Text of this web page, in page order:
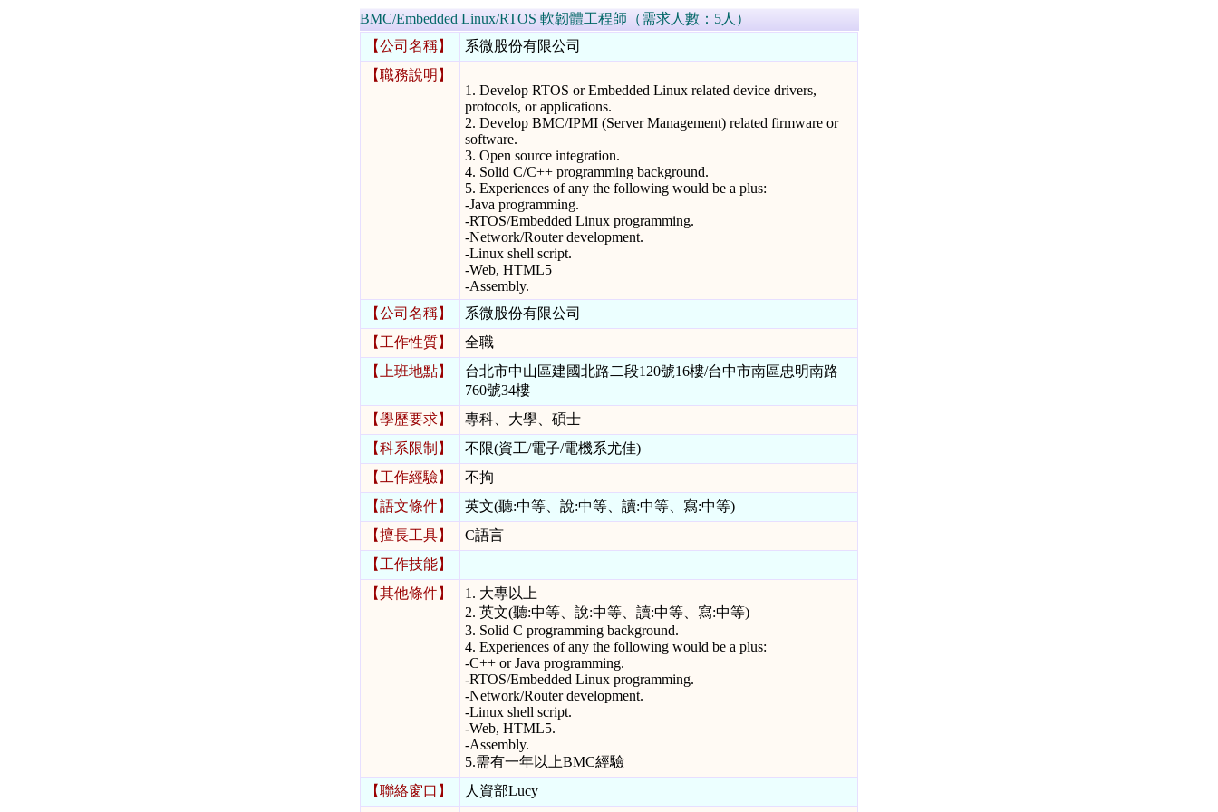
BMC/Embedded Linux/RTOS 軟韌體工程師（需求人數：5人）
【公司名稱】
系微股份有限公司
【職務說明】
1. Develop RTOS or Embedded Linux related device drivers,
protocols, or applications.
2. Develop BMC/IPMI (Server Management) related firmware or
software.
3. Open source integration.
4. Solid C/C++ programming background.
5. Experiences of any the following would be a plus:
-Java programming.
-RTOS/Embedded Linux programming.
-Network/Router development.
-Linux shell script.
-Web, HTML5
-Assembly.
【公司名稱】
系微股份有限公司
【工作性質】
全職
【上班地點】
台北市中山區建國北路二段120號16樓/台中市南區忠明南路
760號34樓
【學歷要求】
專科、大學、碩士
【科系限制】
不限(資工/電子/電機系尤佳)
【工作經驗】
不拘
【語文條件】
英文(聽:中等、說:中等、讀:中等、寫:中等)
【擅長工具】
C語言
【工作技能】
【其他條件】
1. 大專以上
2. 英文(聽:中等、說:中等、讀:中等、寫:中等)
3. Solid C programming background.
4. Experiences of any the following would be a plus:
-C++ or Java programming.
-RTOS/Embedded Linux programming.
-Network/Router development.
-Linux shell script.
-Web, HTML5.
-Assembly.
5.需有一年以上BMC經驗
【聯絡窗口】
人資部Lucy